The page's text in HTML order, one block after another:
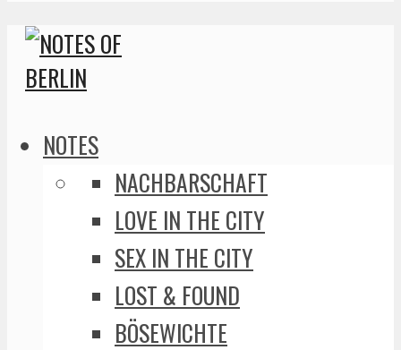
NOTES
NACHBARSCHAFT
LOVE IN THE CITY
SEX IN THE CITY
LOST & FOUND
BÖSEWICHTE